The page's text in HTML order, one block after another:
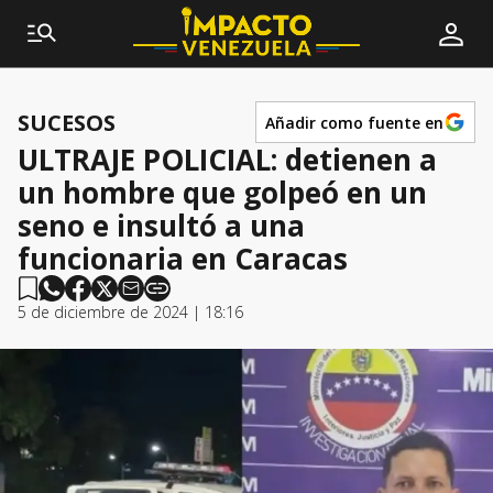
SUCESOS Añadir como fuente en
ULTRAJE POLICIAL: detienen a
un hombre que golpeó en un
seno e insultó a una
funcionaria en Caracas
5 de diciembre de 2024 | 18:16